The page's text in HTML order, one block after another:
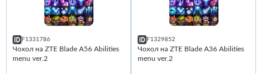
F1331786
Чохол на ZTE Blade A56 Abilities
menu ver.2
F1329852
Чохол на ZTE Blade A36 Abilities
menu ver.2